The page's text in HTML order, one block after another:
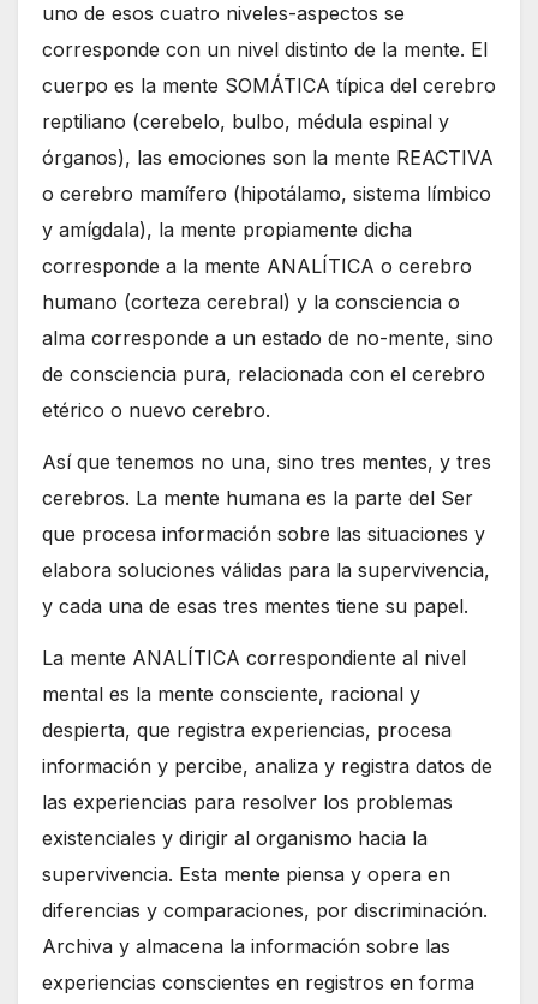
uno de esos cuatro niveles-aspectos se
corresponde con un nivel distinto de la mente. El
cuerpo es la mente SOMÁTICA típica del cerebro
reptiliano (cerebelo, bulbo, médula espinal y
órganos), las emociones son la mente REACTIVA
o cerebro mamífero (hipotálamo, sistema límbico
y amígdala), la mente propiamente dicha
corresponde a la mente ANALÍTICA o cerebro
humano (corteza cerebral) y la consciencia o
alma corresponde a un estado de no-mente, sino
de consciencia pura, relacionada con el cerebro
etérico o nuevo cerebro.
Así que tenemos no una, sino tres mentes, y tres
cerebros. La mente humana es la parte del Ser
que procesa información sobre las situaciones y
elabora soluciones válidas para la supervivencia,
y cada una de esas tres mentes tiene su papel.
La mente ANALÍTICA correspondiente al nivel
mental es la mente consciente, racional y
despierta, que registra experiencias, procesa
información y percibe, analiza y registra datos de
las experiencias para resolver los problemas
existenciales y dirigir al organismo hacia la
supervivencia. Esta mente piensa y opera en
diferencias y comparaciones, por discriminación.
Archiva y almacena la información sobre las
experiencias conscientes en registros en forma